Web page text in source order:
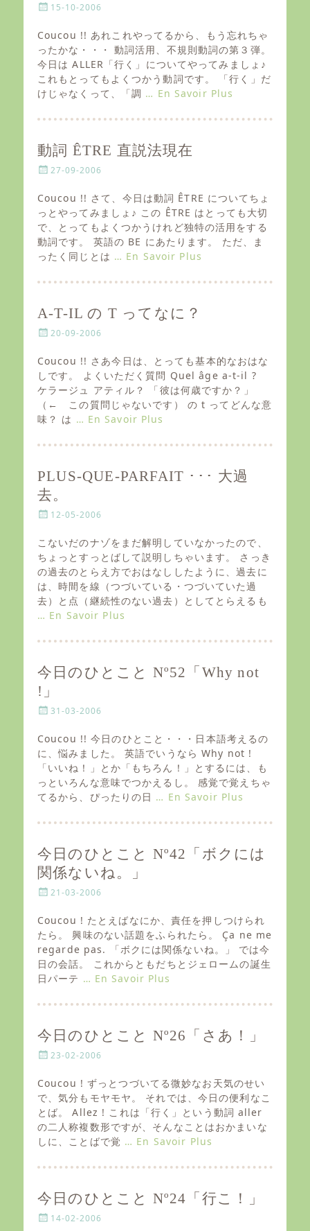
P
s
e
d
o
n
15-10-2006
Coucou !! あれこれやってるから、もう忘れちゃ
ったかな・・・ 動詞活用、不規則動詞の第３弾。
今日は ALLER「行く」についてやってみましょ♪
これもとってもよくつかう動詞です。 「行く」だ
けじゃなくって、「調 … En Savoir Plus
動詞 ÊTRE 直説法現在
P
s
e
d
o
n
27-09-2006
Coucou !! さて、今日は動詞 ÊTRE についてちょ
っとやってみましょ♪ この ÊTRE はとっても大切
で、とってもよくつかうけれど独特の活用をする
動詞です。 英語の BE にあたります。 ただ、ま
ったく同じとは … En Savoir Plus
A-T-IL の T ってなに？
P
s
t
e
d
n
20-09-2006
Coucou !! さあ今日は、とっても基本的なおはな
しです。 よくいただく質問 Quel âge a-t-il ?
ケラージュ アティル？ 「彼は何歳ですか？」
（← この質問じゃないです） の t ってどんな意
味？ は … En Savoir Plus
PLUS-QUE-PARFAIT ･･･ 大過
去。
P
s
t
e
d
o
n
12-05-2006
こないだのナゾをまだ解明していなかったので、
ちょっとすっとばして説明しちゃいます。 さっき
の過去のとらえ方でおはなししたように、過去に
は、時間を線（つづいている・つづいていた過
去）と点（継続性のない過去）としてとらえるも
… En Savoir Plus
今日のひとこと Nº52「Why not
!」
P
s
t
e
o
n
31-03-2006
Coucou !! 今日のひとこと・・・日本語考えるの
に、悩みました。 英語でいうなら Why not !
「いいね！」とか「もちろん！」とするには、も
っといろんな意味でつかえるし。 感覚で覚えちゃ
てるから、ぴったりの日 … En Savoir Plus
今日のひとこと Nº42「ボクには
関係ないね。」
P
s
t
e
d
o
n
21-03-2006
Coucou ! たとえばなにか、責任を押しつけられ
たら。 興味のない話題をふられたら。 Ça ne me
regarde pas. 「ボクには関係ないね。」 では今
日の会話。 これからともだちとジェロームの誕生
日パーテ … En Savoir Plus
今日のひとこと Nº26「さあ！」
P
s
e
d
o
n
23-02-2006
Coucou ! ずっとつづいてる微妙なお天気のせい
で、気分もモヤモヤ。 それでは、今日の便利なこ
とば。 Allez ! これは「行く」という動詞 aller
の二人称複数形ですが、そんなことはおかまいな
しに、ことばで覚 … En Savoir Plus
今日のひとこと Nº24「行こ！」
P
14-02-2006